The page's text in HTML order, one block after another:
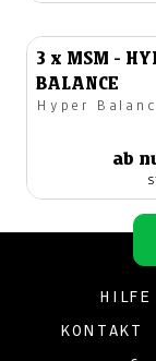
3 x MSM -
BALANCE
Hyper
ab
HILFE
KONTAKT